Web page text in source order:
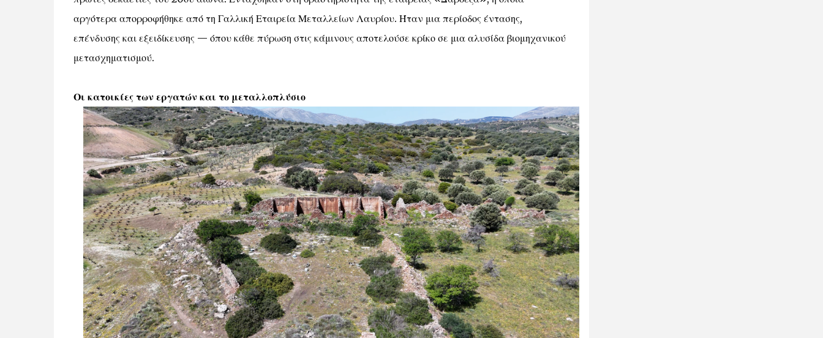
αργότερα απορροφήθηκε από τη Γαλλική Εταιρεία Μεταλλείων Λαυρίου. Ήταν μια περίοδος έντασης,
επένδυσης και εξειδίκευσης — όπου κάθε πύρωση στις κάμινους αποτελούσε κρίκο σε μια αλυσίδα βιομηχανικού
μετασχηματισμού.
Οι κατοικίες των εργατών και το μεταλλοπλύσιο